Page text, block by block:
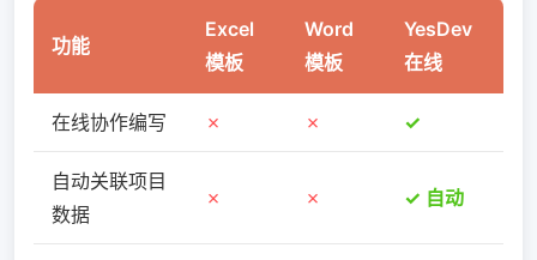
功能
Excel
模板
Word
模板
YesDev
在线
在线协作编写 ✗ ✗ ✓
自动关联项目
数据
✗ ✗ ✓ 自动